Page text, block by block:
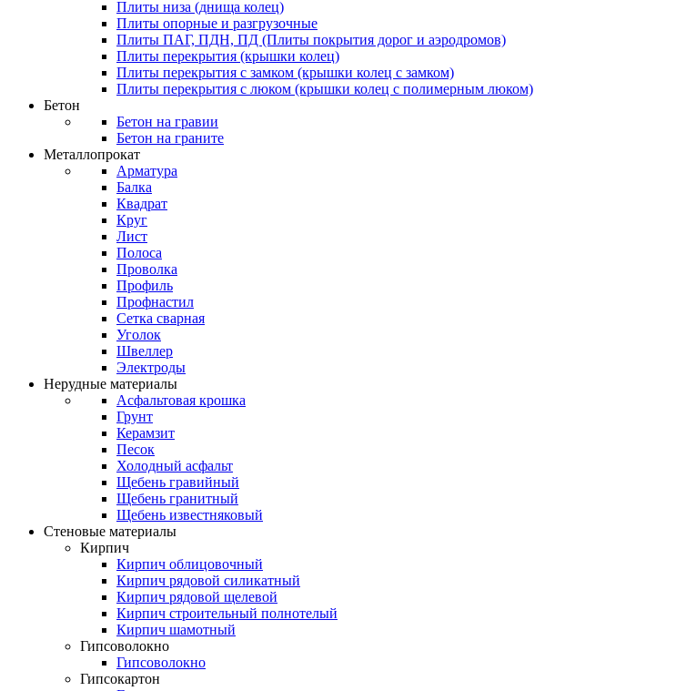
Плиты низа (днища колец)
Плиты опорные и разгрузочные
Плиты ПАГ, ПДН, ПД (Плиты покрытия дорог и аэродромов)
Плиты перекрытия (крышки колец)
Плиты перекрытия с замком (крышки колец с замком)
Плиты перекрытия с люком (крышки колец с полимерным люком)
Бетон
Бетон на гравии
Бетон на граните
Металлопрокат
Арматура
Балка
Квадрат
Круг
Лист
Полоса
Проволка
Профиль
Профнастил
Сетка сварная
Уголок
Швеллер
Электроды
Нерудные материалы
Асфальтовая крошка
Грунт
Керамзит
Песок
Холодный асфальт
Щебень гравийный
Щебень гранитный
Щебень известняковый
Стеновые материалы
Кирпич
Кирпич облицовочный
Кирпич рядовой силикатный
Кирпич рядовой щелевой
Кирпич строительный полнотелый
Кирпич шамотный
Гипсоволокно
Гипсоволокно
Гипсокартон